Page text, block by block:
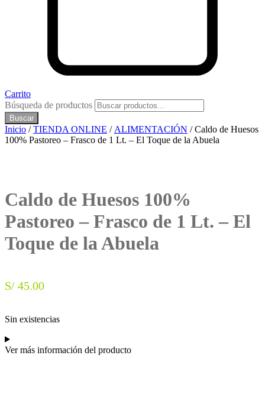
Carrito
Búsqueda de productos
Buscar
Inicio /TIENDA ONLINE / ALIMENTACIÓN / Caldo de Huesos
100% Pastoreo – Frasco de 1 Lt. – El Toque de la Abuela
Caldo de Huesos 100%
Pastoreo – Frasco de 1 Lt. – El
Toque de la Abuela
S/ 45.00
Sin existencias
Ver más información del producto